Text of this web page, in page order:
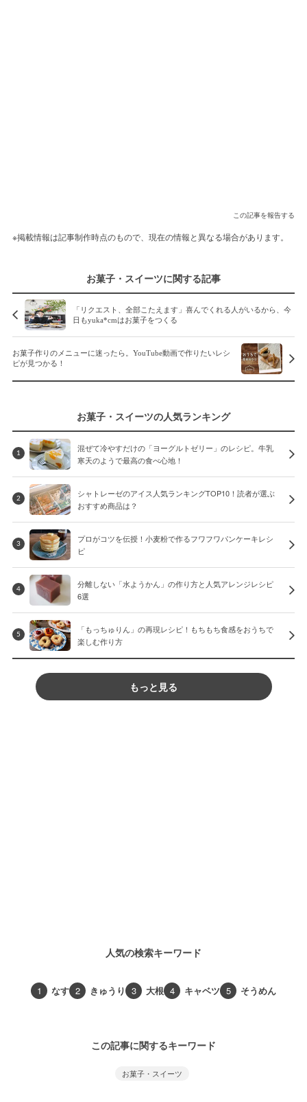
この記事を報告する
※掲載情報は記事制作時点のもので、現在の情報と異なる場合があります。
お菓子・スイーツに関する記事
「リクエスト、全部こたえます」喜んでくれる人がいるから、今
日もyuka*cmはお菓子をつくる
お菓子作りのメニューに迷ったら。YouTube動画で作りたいレシ
ピが見つかる！
お菓子・スイーツの人気ランキング
1
混ぜて冷やすだけの「ヨーグルトゼリー」のレシピ。牛乳
寒天のようで最高の食べ心地！
2
シャトレーゼのアイス人気ランキングTOP10！読者が選ぶ
おすすめ商品は？
3
プロがコツを伝授！小麦粉で作るフワフワパンケーキレシ
ピ
4
分離しない「水ようかん」の作り方と人気アレンジレシピ
6選
5
「もっちゅりん」の再現レシピ！もちもち食感をおうちで
楽しむ作り方
もっと見る
人気の検索キーワード
1 なす 2 きゅうり 3 大根 4 キャベツ 5 そうめん
この記事に関するキーワード
お菓子・スイーツ